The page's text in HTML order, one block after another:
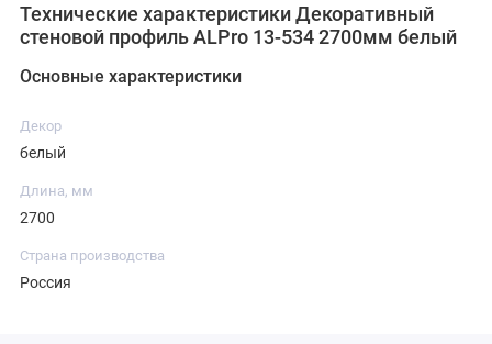
Технические характеристики Декоративный
стеновой профиль ALPro 13-534 2700мм белый
Основные характеристики
Декор
белый
Длина, мм
2700
Страна производства
Россия